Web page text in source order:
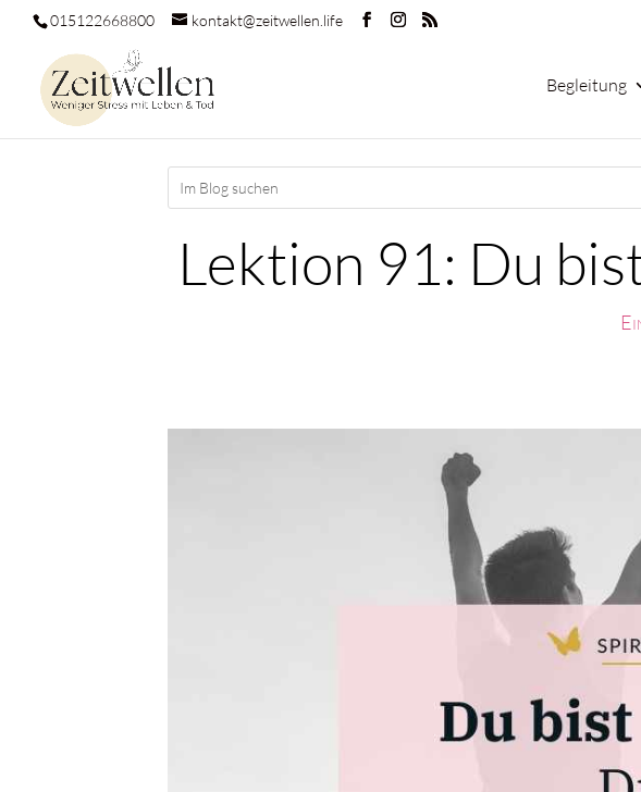
015122668800 kontakt@zeitwellen.life
Begleitung
Lektion 91: Du